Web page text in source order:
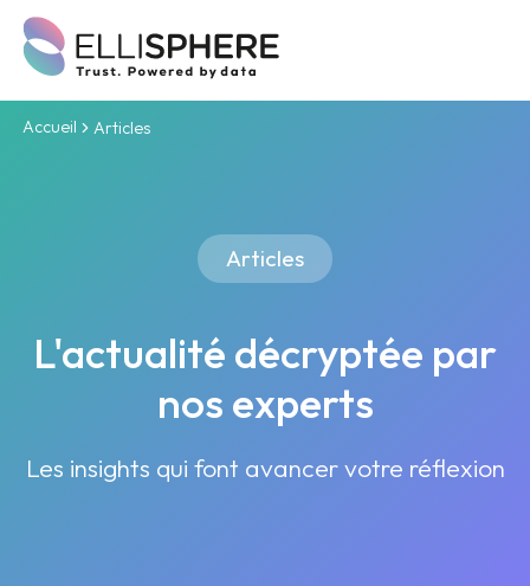
Accueil Articles
Articles
L'actualité décryptée par
nos experts
Les insights qui font avancer votre réflexion